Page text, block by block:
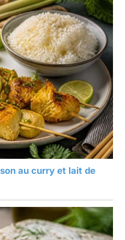
au curry et lait de